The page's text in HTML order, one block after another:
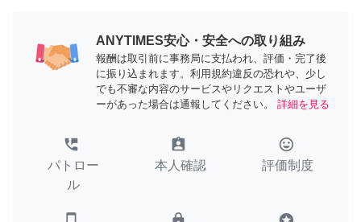
ANYTIMES安心・安全への取り組み
報酬は取引前に事務局に支払われ、評価・完了後
に振り込まれます。利用規約違反の恐れや、少し
でも不審な内容のサービスやリクエストやユーザ
ーがあった場合は通報してください。
詳細を見る
perm_phone_msg
パトロー
ル
assignment_ind
本人確認
tag_faces
評価制度